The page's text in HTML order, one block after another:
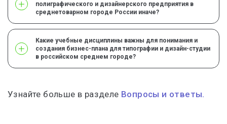
полиграфического и дизайнерского предприятия в
среднетоварном городе России иначе?
Какие учебные дисциплины важны для понимания и
создания бизнес-плана для типографии и дизайн-студии
в российском среднем городе?
Узнайте больше в разделе Вопросы и ответы.